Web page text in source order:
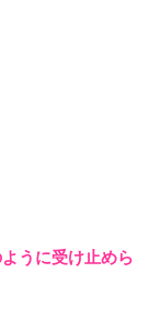
うに受け止めら